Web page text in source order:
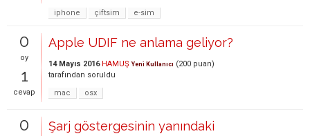
iphone
çiftsim e-sim
0
oy
1
cevap
Apple UDIF ne anlama geliyor?
14 Mayıs 2016 HAMUŞ Yeni Kullanıcı (200 puan)
tarafından soruldu
mac
osx
0
Şarj göstergesinin yanındaki